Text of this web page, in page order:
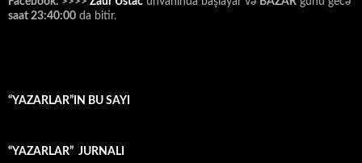
saat 23:40:00 da bitir.
“YAZARLAR”IN BU SAYI
“YAZARLAR” JURNALI